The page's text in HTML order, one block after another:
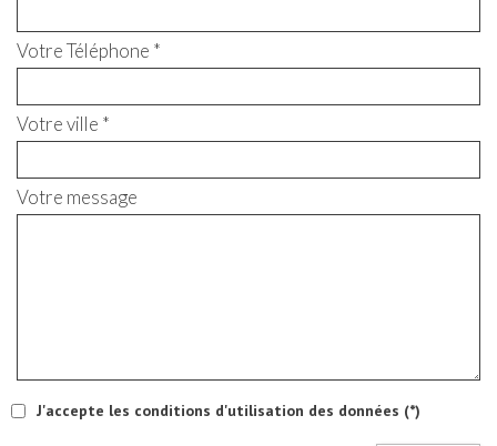
Votre Téléphone *
Votre ville *
Votre message
J'accepte les conditions d'utilisation des données (*)